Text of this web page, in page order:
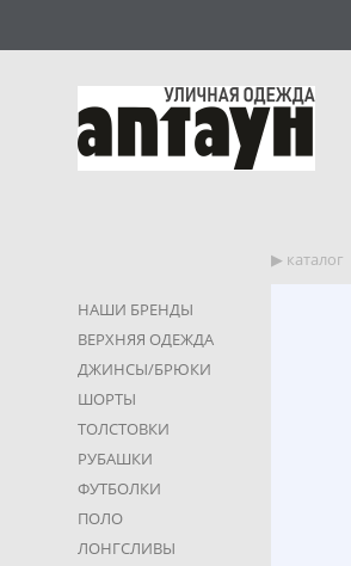
НАШИ БРЕНДЫ
ВЕРХНЯЯ ОДЕЖДА
ДЖИНСЫ/БРЮКИ
ШОРТЫ
ТОЛСТОВКИ
РУБАШКИ
ФУТБОЛКИ
ПОЛО
ЛОНГСЛИВЫ
▶︎ каталог